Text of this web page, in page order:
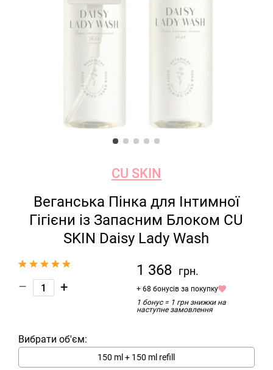
CU SKIN
Веганська Пінка для Інтимної
Гігієни із Запасним Блоком CU
SKIN Daisy Lady Wash
– +
1 368 грн.
+ 68 бонусів за покупку
1 бонус = 1 грн знижки на
наступне замовлення
Вибрати об'єм:
150 ml + 150 ml refill